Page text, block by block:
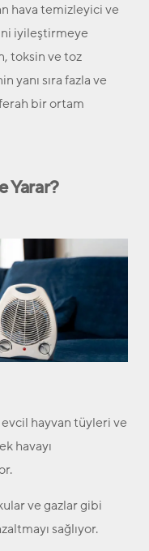
hava temizleyici ve
iyileştirmeye
toksin ve toz
yanı sıra fazla ve
bir ortam
Yarar?
hayvan tüyleri ve
havayı
ve gazlar gibi
sağlıyor.